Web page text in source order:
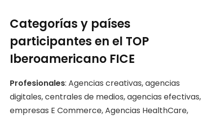
Categorías y países
participantes en el TOP
Iberoamericano FICE
Profesionales: Agencias creativas, agencias
digitales, centrales de medios, agencias efectivas,
empresas E Commerce, Agencias HealthCare,